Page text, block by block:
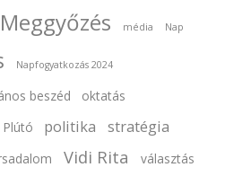
Meggyőzés média Nap
Napfogyatkozás 2024
beszéd oktatás
Plútó politika stratégia
Vidi Rita
választás